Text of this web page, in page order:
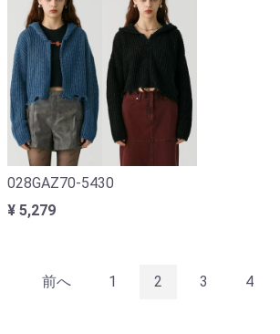
028GAZ70-5430
¥ 5,279
前へ 1 2 3 4